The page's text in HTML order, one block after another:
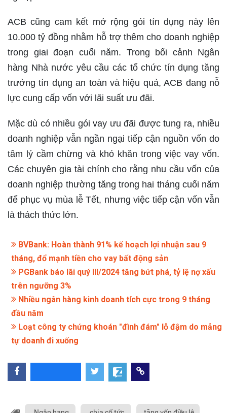
ACB cũng cam kết mở rộng gói tín dụng này lên
10.000 tỷ đồng nhằm hỗ trợ thêm cho doanh nghiệp
trong giai đoạn cuối năm. Trong bối cảnh Ngân
hàng Nhà nước yêu cầu các tổ chức tín dụng tăng
trưởng tín dụng an toàn và hiệu quả, ACB đang nỗ
lực cung cấp vốn với lãi suất ưu đãi.
Mặc dù có nhiều gói vay ưu đãi được tung ra, nhiều
doanh nghiệp vẫn ngần ngại tiếp cận nguồn vốn do
tâm lý cầm chừng và khó khăn trong việc vay vốn.
Các chuyên gia tài chính cho rằng nhu cầu vốn của
doanh nghiệp thường tăng trong hai tháng cuối năm
để phục vụ mùa lễ Tết, nhưng việc tiếp cận vốn vẫn
là thách thức lớn.
BVBank: Hoàn thành 91% kế hoạch lợi nhuận sau 9
tháng, đổ mạnh tiền cho vay bất động sản
PGBank báo lãi quý III/2024 tăng bứt phá, tỷ lệ nợ xấu
trên ngưỡng 3%
Nhiều ngân hàng kinh doanh tích cực trong 9 tháng
đầu năm
Loạt công ty chứng khoán "đình đám" lỗ đậm do mảng
tự doanh đi xuống